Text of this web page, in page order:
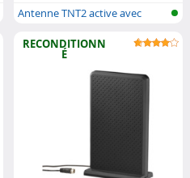
Antenne TNT2 active avec
RECONDITIONN
É